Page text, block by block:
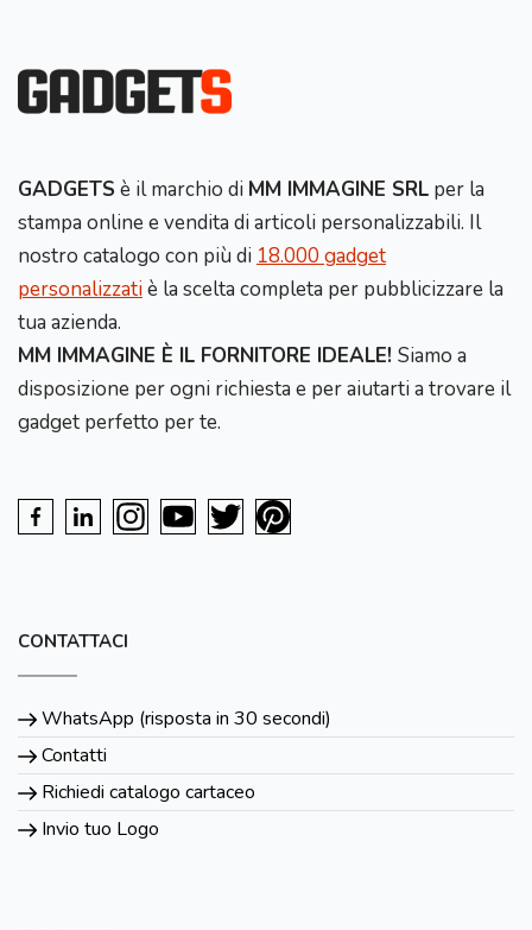
GADGETS è il marchio di MM IMMAGINE SRL per la
stampa online e vendita di articoli personalizzabili. Il
nostro catalogo con più di 18.000 gadget
personalizzatiè la scelta completa per pubblicizzare la
tua azienda.
MM IMMAGINE È IL FORNITORE IDEALE! Siamo a
disposizione per ogni richiesta e per aiutarti a trovare il
gadget perfetto per te.
CONTATTACI
WhatsApp (risposta in 30 secondi)
Contatti
Richiedi catalogo cartaceo
Invio tuo Logo